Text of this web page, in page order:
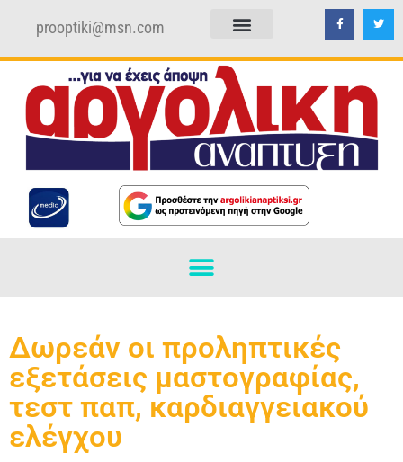
prooptiki@msn.com
Δωρεάν οι προληπτικές
εξετάσεις μαστογραφίας,
τεστ παπ, καρδιαγγειακού
ελέγχου